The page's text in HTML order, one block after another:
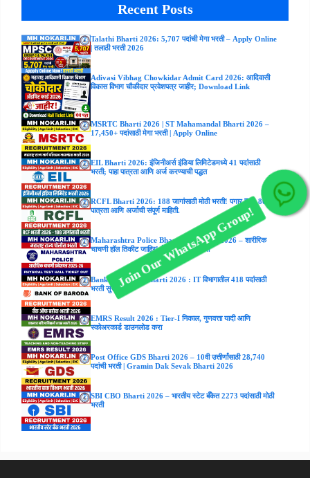
Recent Posts
Talathi Bharti 2026: 5,707 पदांची मेगा भरती – Apply Online
| तलाठी भरती 2026
Adivasi Vibhag Chowkidar Admit Card 2026: आदिवासी
विकास विभाग चौकीदार प्रवेशपत्र जाहीर; Download Link
MSRTC Bharti 2026 | ST Mahamandal Bharti 2026 –
17,450+ पदांसाठी मेगा भरती | Apply Online
EIL Bharti 2026: इंजिनीअर्स इंडिया लिमिटेडमध्ये 41 पदांसाठी
भरती; पाहा पात्रता आणि अर्ज करण्याची पद्धत
RCFL Bharti 2026: 188 जागांसाठी मोठी भरती! पगार ₹47,800;
पात्रता आणि अर्जाची संपूर्ण माहिती.
Maharashtra Police Bharti Hall ticket 2026 – शारीरिक
चाचणी हॉल तिकीट जाहिर! येथे डाउनलोड करा
Bank of Baroda Bharti 2026 : IT विभागातील 418 पदांसाठी
भरती सुरू
EMRS Result 2026 : Tier-I निकाल, गुणवत्ता यादी आणि
स्कोअरकार्ड डाउनलोड करा
Post Office GDS Bharti 2026 – 10वी उत्तीर्णांसाठी 28,740
पदांची भरती | Gramin Dak Sevak Bharti 2026
SBI CBO Bharti 2026 – भारतीय स्टेट बँकेत 2273 पदांसाठी मोठी
भरती
Join Our WhatsApp Group!